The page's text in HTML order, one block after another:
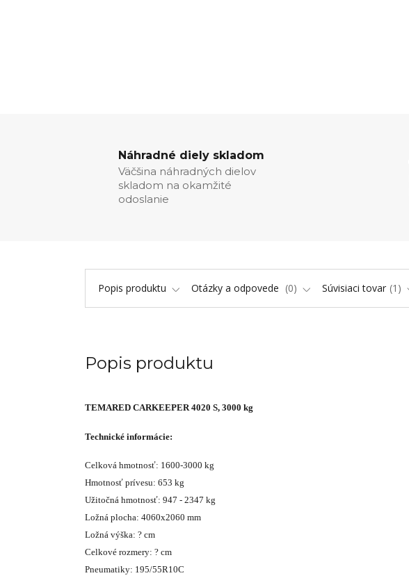
Náhradné diely skladom
Väčšina náhradných dielov
skladom na okamžité
odoslanie
Popis produktu Otázky a odpovede 0 Súvisiaci tovar 1
Popis produktu
TEMARED CARKEEPER 4020 S, 3000 kg
Technické informácie:
Celková hmotnosť: 1600-3000 kg
Hmotnosť prívesu: 653 kg
Užitočná hmotnosť: 947 - 2347 kg
Ložná plocha: 4060x2060 mm
Ložná výška: ? cm
Celkové rozmery: ? cm
Pneumatiky: 195/55R10C